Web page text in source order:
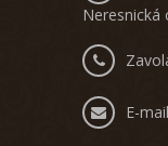
Neresnická
E-